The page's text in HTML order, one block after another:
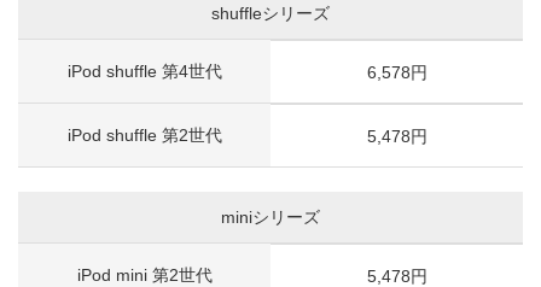
shuffleシリーズ
iPod shuffle 第4世代 6,578円
iPod shuffle 第2世代 5,478円
miniシリーズ
iPod mini 第2世代 5,478円